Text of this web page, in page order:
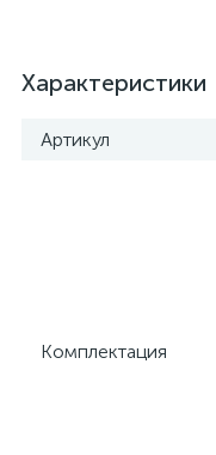
Характеристики
Артикул
Комплектация